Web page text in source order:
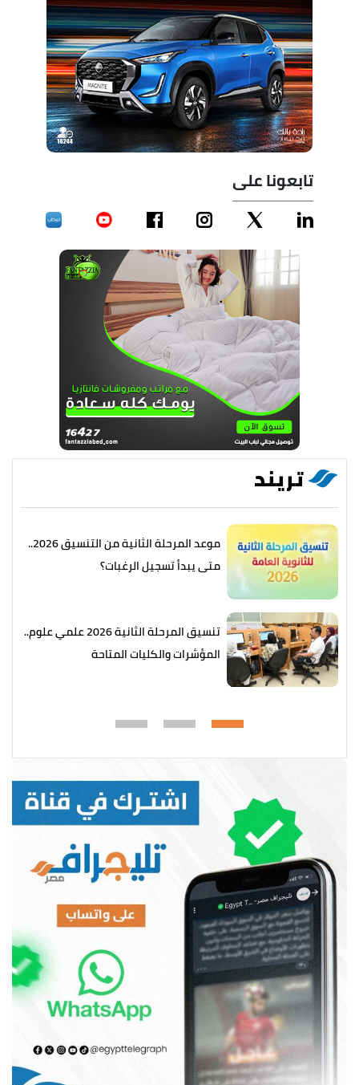
تابعونا على
تريند
موعد المرحلة الثانية من التنسيق 2026..
متى يبدأ تسجيل الرغبات؟
تنسيق المرحلة الثانية 2026 علمي علوم..
المؤشرات والكليات المتاحة